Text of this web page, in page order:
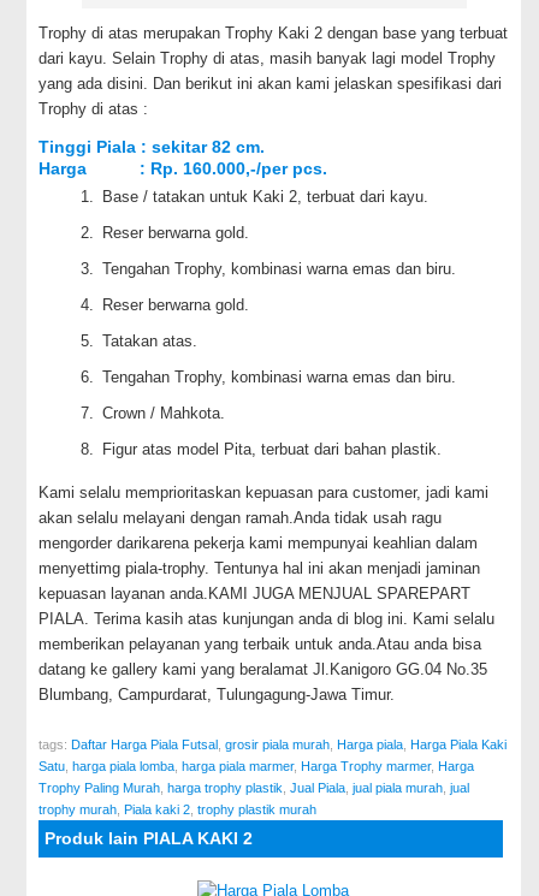
Trophy di atas merupakan Trophy Kaki 2 dengan base yang terbuat
dari kayu. Selain Trophy di atas, masih banyak lagi model Trophy
yang ada disini. Dan berikut ini akan kami jelaskan spesifikasi dari
Trophy di atas :
Tinggi Piala : sekitar 82 cm.
Harga : Rp. 160.000,-/per pcs.
Base / tatakan untuk Kaki 2, terbuat dari kayu.
Reser berwarna gold.
Tengahan Trophy, kombinasi warna emas dan biru.
Reser berwarna gold.
Tatakan atas.
Tengahan Trophy, kombinasi warna emas dan biru.
Crown / Mahkota.
Figur atas model Pita, terbuat dari bahan plastik.
Kami selalu memprioritaskan kepuasan para customer, jadi kami
akan selalu melayani dengan ramah.Anda tidak usah ragu
mengorder darikarena pekerja kami mempunyai keahlian dalam
menyettimg piala-trophy. Tentunya hal ini akan menjadi jaminan
kepuasan layanan anda.KAMI JUGA MENJUAL SPAREPART
PIALA. Terima kasih atas kunjungan anda di blog ini. Kami selalu
memberikan pelayanan yang terbaik untuk anda.Atau anda bisa
datang ke gallery kami yang beralamat Jl.Kanigoro GG.04 No.35
Blumbang, Campurdarat, Tulungagung-Jawa Timur.
tags:Daftar Harga Piala Futsal ,grosir piala murah ,Harga piala ,Harga Piala Kaki
Satu ,harga piala lomba ,harga piala marmer,Harga Trophy marmer,Harga
Trophy Paling Murah ,harga trophy plastik ,Jual Piala ,jual piala murah ,jual
trophy murah ,Piala kaki 2 ,trophy plastik murah
Produk lain PIALA KAKI 2